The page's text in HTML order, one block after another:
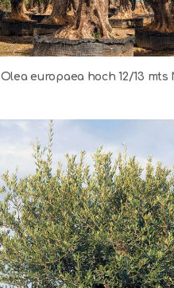
Olea europaea hoch 12/13 mts